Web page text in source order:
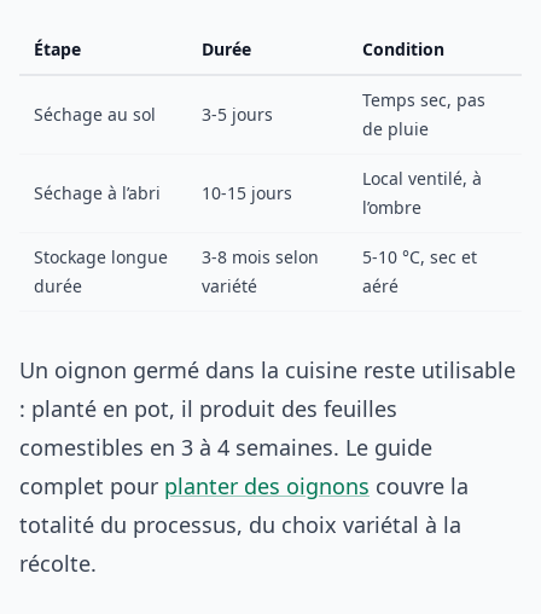
Étape Durée Condition
Séchage au sol 3-5 jours
Temps sec, pas
de pluie
Séchage à l’abri 10-15 jours
Local ventilé, à
l’ombre
Stockage longue
durée
3-8 mois selon
variété
5-10 °C, sec et
aéré
Un oignon germé dans la cuisine reste utilisable
: planté en pot, il produit des feuilles
comestibles en 3 à 4 semaines. Le guide
complet pour planter des oignons couvre la
totalité du processus, du choix variétal à la
récolte.